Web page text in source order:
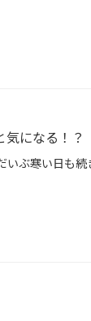
になる！？